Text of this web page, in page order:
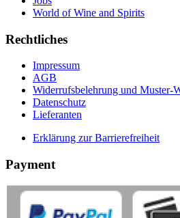
World of Wine and Spirits
Rechtliches
Impressum
AGB
Widerrufsbelehrung und Muster-
Datenschutz
Lieferanten
Erklärung zur Barrierefreiheit
Payment